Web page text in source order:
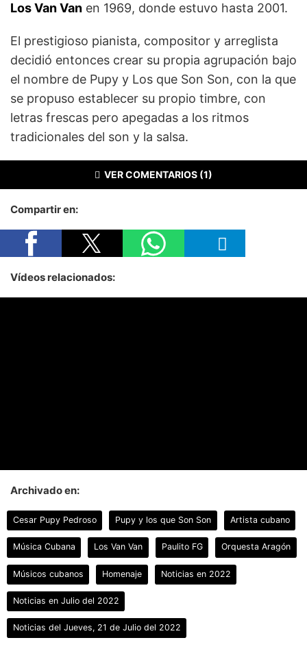
Los Van Van en 1969, donde estuvo hasta 2001.
El prestigioso pianista, compositor y arreglista
decidió entonces crear su propia agrupación bajo
el nombre de Pupy y Los que Son Son, con la que
se propuso establecer su propio timbre, con
letras frescas pero apegadas a los ritmos
tradicionales del son y la salsa.
VER COMENTARIOS (1)
Compartir en:
Vídeos relacionados:
Archivado en:
Cesar Pupy Pedroso Pupy y los que Son Son Artista cubano
Música Cubana Los Van Van Paulito FG Orquesta Aragón
Músicos cubanos Homenaje Noticias en 2022
Noticias en Julio del 2022
Noticias del Jueves, 21 de Julio del 2022